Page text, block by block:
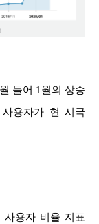
들어 1월의 상승
용자가 현 시국
용자 비율 지표